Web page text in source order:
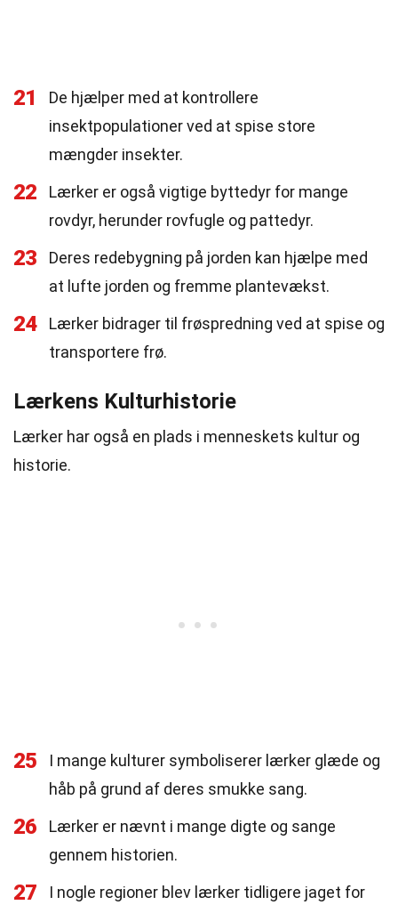
21
De hjælper med at kontrollere
insektpopulationer ved at spise store
mængder insekter.
22
Lærker er også vigtige byttedyr for mange
rovdyr, herunder rovfugle og pattedyr.
23
Deres redebygning på jorden kan hjælpe med
at lufte jorden og fremme plantevækst.
24
Lærker bidrager til frøspredning ved at spise og
transportere frø.
Lærkens Kulturhistorie
Lærker har også en plads i menneskets kultur og
historie.
25
I mange kulturer symboliserer lærker glæde og
håb på grund af deres smukke sang.
26
Lærker er nævnt i mange digte og sange
gennem historien.
27 I nogle regioner blev lærker tidligere jaget for